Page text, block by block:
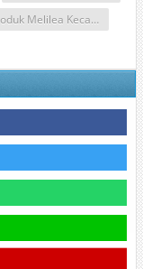
Produk Melilea Kecantikan